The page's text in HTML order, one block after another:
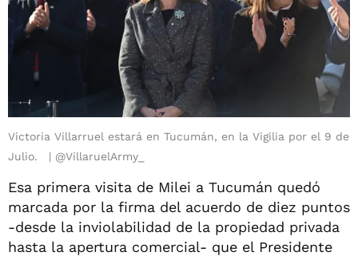
Victoria Villarruel estará en Tucumán, en la Vigilia por el 9 de
Julio.
@VillaruelArmy_
Esa primera visita de Milei a Tucumán quedó
marcada por la firma del acuerdo de diez puntos
-desde la inviolabilidad de la propiedad privada
hasta la apertura comercial- que el Presidente